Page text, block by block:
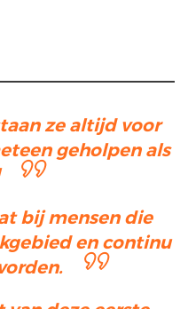
ze altijd voor
geholpen als
bij mensen die
en continu